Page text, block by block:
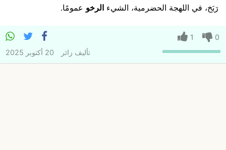
رَبَخ، في اللهجة الحضرمية، الشيء الرخو عمومًا.
0
1
تأليف زائر 20 أكتوبر 2025